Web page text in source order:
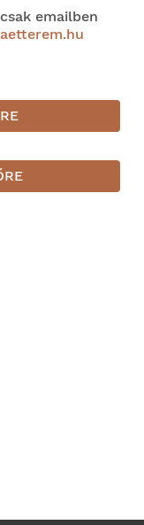
emailben